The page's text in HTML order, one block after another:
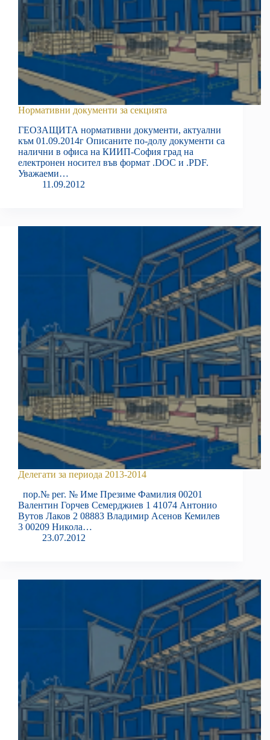
Нормативни документи за секцията
ГЕОЗАЩИТА нормативни документи, актуални
към 01.09.2014г Описаните по-долу документи са
налични в офиса на КИИП-София град на
електронен носител във формат .DOC и .PDF.
Уважаеми…
11.09.2012
Делегати за периода 2013-2014
пор.№ рег. № Име Презиме Фамилия 00201
Валентин Горчев Семерджиев 1 41074 Антонио
Вутов Лаков 2 08883 Владимир Асенов Кемилев
3 00209 Никола…
23.07.2012